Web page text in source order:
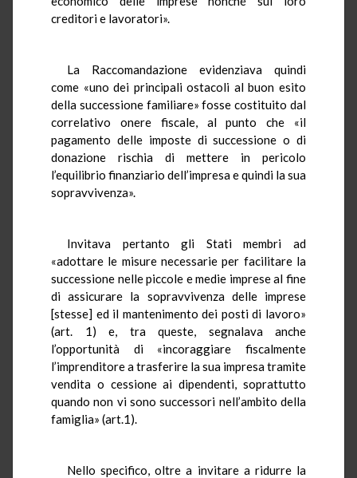
creditori e lavoratori».
La Raccomandazione evidenziava quindi
come «uno dei principali ostacoli al buon esito
della successione familiare» fosse costituito dal
correlativo onere fiscale, al punto che «il
pagamento delle imposte di successione o di
donazione rischia di mettere in pericolo
l’equilibrio finanziario dell’impresa e quindi la sua
sopravvivenza».
Invitava pertanto gli Stati membri ad
«adottare le misure necessarie per facilitare la
successione nelle piccole e medie imprese al fine
di assicurare la sopravvivenza delle imprese
[stesse] ed il mantenimento dei posti di lavoro»
(art. 1) e, tra queste, segnalava anche
l’opportunità di «incoraggiare fiscalmente
l’imprenditore a trasferire la sua impresa tramite
vendita o cessione ai dipendenti, soprattutto
quando non vi sono successori nell’ambito della
famiglia» (art.1).
Nello specifico, oltre a invitare a ridurre la